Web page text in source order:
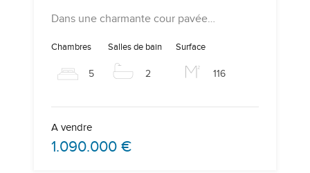
Dans une charmante cour pavée…
Chambres
5
Salles de bain
2
Surface
116
A vendre
1.090.000 €